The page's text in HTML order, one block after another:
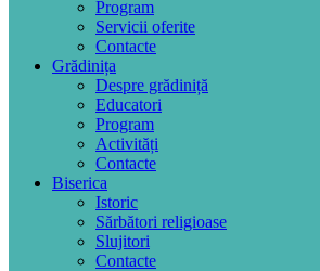
Program
Servicii oferite
Contacte
Grădinița
Despre grădiniță
Educatori
Program
Activități
Contacte
Biserica
Istoric
Sărbători religioase
Slujitori
Contacte